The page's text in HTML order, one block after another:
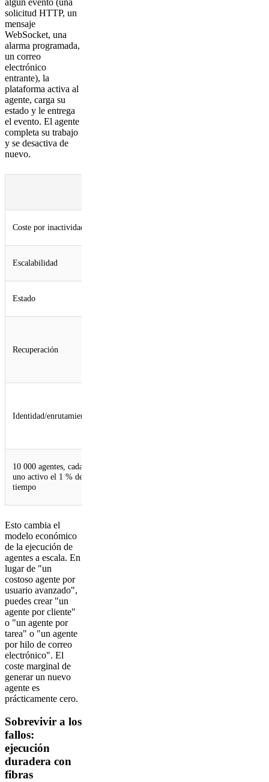
solicitud HTTP, un
mensaje
WebSocket, una
alarma programada,
un correo
electrónico
entrante), la
plataforma activa al
agente, carga su
estado y le entrega
el evento. El agente
completa su trabajo
y se desactiva de
nuevo.
Coste por inactividad
Escalabilidad
Estado
Recuperación
Identidad/enrutamiento
10 000 agentes, cada
uno activo el 1 % del
tiempo
Esto cambia el
modelo económico
de la ejecución de
agentes a escala. En
lugar de "un
costoso agente por
usuario avanzado",
puedes crear "un
agente por cliente"
o "un agente por
tarea" o "un agente
por hilo de correo
electrónico". El
coste marginal de
generar un nuevo
agente es
prácticamente cero.
Sobrevivir a los
fallos:
ejecución
duradera con
fibras